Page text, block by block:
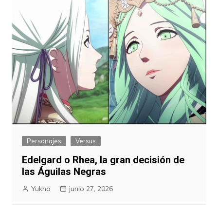
Personajes Versus
Edelgard o Rhea, la gran decisión de
las Águilas Negras
Yukha junio 27, 2026